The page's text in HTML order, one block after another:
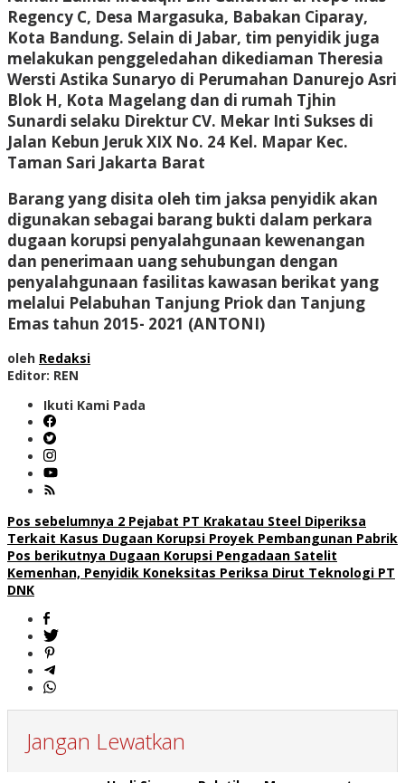
Regency C, Desa Margasuka, Babakan Ciparay,
Kota Bandung. Selain di Jabar, tim penyidik juga
melakukan penggeledahan dikediaman Theresia
Wersti Astika Sunaryo di Perumahan Danurejo Asri
Blok H, Kota Magelang dan di rumah Tjhin
Sunardi selaku Direktur CV. Mekar Inti Sukses di
Jalan Kebun Jeruk XIX No. 24 Kel. Mapar Kec.
Taman Sari Jakarta Barat
Barang yang disita oleh tim jaksa penyidik akan
digunakan sebagai barang bukti dalam perkara
dugaan korupsi penyalahgunaan kewenangan
dan penerimaan uang sehubungan dengan
penyalahgunaan fasilitas kawasan berikat yang
melalui Pelabuhan Tanjung Priok dan Tanjung
Emas tahun 2015- 2021 (ANTONI)
oleh Redaksi
Editor: REN
Ikuti Kami Pada
Navigasi
pos
Pos sebelumnya 2 Pejabat PT Krakatau Steel Diperiksa
Terkait Kasus Dugaan Korupsi Proyek Pembangunan Pabrik
Pos berikutnya Dugaan Korupsi Pengadaan Satelit
Kemenhan, Penyidik Koneksitas Periksa Dirut Teknologi PT
DNK
Jangan Lewatkan